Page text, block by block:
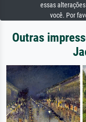
essas
você. Por
Outras